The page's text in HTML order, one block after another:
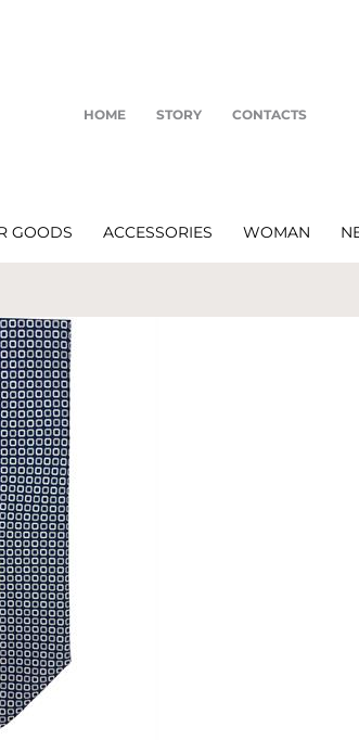
HOME STORY CONTACTS
GOODS ACCESSORIES WOMAN